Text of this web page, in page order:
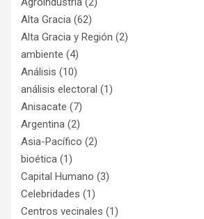
Alta Gracia (62)
Alta Gracia y Región (2)
ambiente (4)
Análisis (10)
análisis electoral (1)
Anisacate (7)
Argentina (2)
Asia-Pacífico (2)
bioética (1)
Capital Humano (3)
Celebridades (1)
Centros vecinales (1)